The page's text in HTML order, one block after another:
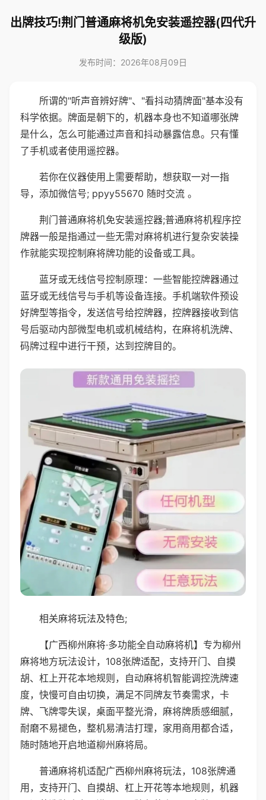
出牌技巧!荆门普通麻将机免安装遥控器(四代升
级版)
发布时间：2026年08月09日
所谓的"听声音辨好牌"、"看抖动猜牌面"基本没有
科学依据。牌面是朝下的，机器本身也不知道哪张牌
是什么，怎么可能通过声音和抖动暴露信息。只有懂
了手机或者使用遥控器。
若你在仪器使用上需要帮助，想获取一对一指
导，添加微信号; ppyy55670 随时交流 。
荆门普通麻将机免安装遥控器;普通麻将机程序控
牌器一般是指通过一些无需对麻将机进行复杂安装操
作就能实现控制麻将牌功能的设备或工具。
蓝牙或无线信号控制原理：一些智能控牌器通过
蓝牙或无线信号与手机等设备连接。手机端软件预设
好牌型等指令，发送信号给控牌器，控牌器接收到信
号后驱动内部微型电机或机械结构，在麻将机洗牌、
码牌过程中进行干预，达到控牌目的。
相关麻将玩法及特色;
【广西柳州麻将·多功能全自动麻将机】专为柳州
麻将地方玩法设计，108张牌适配，支持开门、自摸
胡、杠上开花本地规则，自动麻将机智能调控洗牌速
度，快慢可自由切换，满足不同牌友节奏需求，卡
牌、飞牌零失误，桌面平整光滑，麻将牌质感细腻，
耐磨不易褪色，整机易清洁打理，家用商用都合适，
随时随地开启地道柳州麻将局。
普通麻将机适配广西柳州麻将玩法，108张牌通
用，支持开门、自摸胡、杠上开花等本地规则，机器